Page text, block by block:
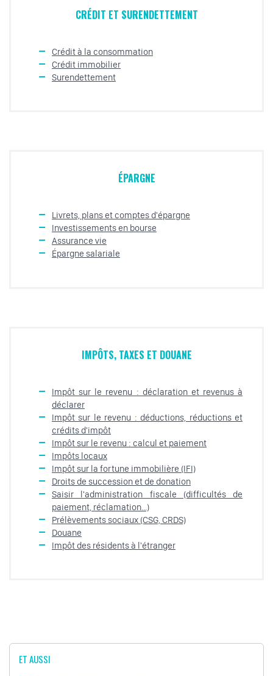
CRÉDIT ET SURENDETTEMENT
Crédit à la consommation
Crédit immobilier
Surendettement
ÉPARGNE
Livrets, plans et comptes d'épargne
Investissements en bourse
Assurance vie
Épargne salariale
IMPÔTS, TAXES ET DOUANE
Impôt sur le revenu : déclaration et revenus à
déclarer
Impôt sur le revenu : déductions, réductions et
crédits d'impôt
Impôt sur le revenu : calcul et paiement
Impôts locaux
Impôt sur la fortune immobilière (IFI)
Droits de succession et de donation
Saisir l'administration fiscale (difficultés de
paiement, réclamation...)
Prélèvements sociaux (CSG, CRDS)
Douane
Impôt des résidents à l'étranger
ET AUSSI